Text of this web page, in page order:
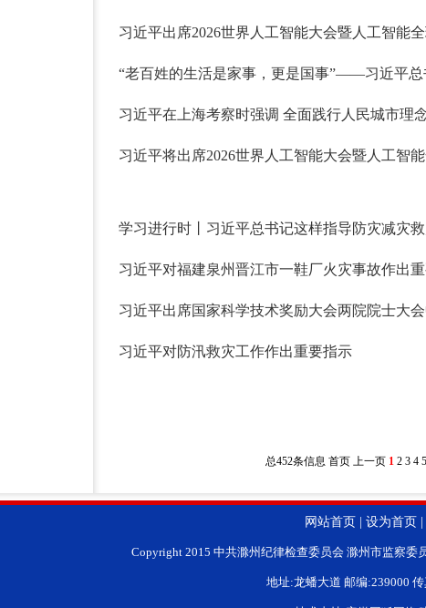
习近平出席2026世界人工智能大会暨人工智能
“老百姓的生活是家事，更是国事”——习近平总
习近平在上海考察时强调 全面践行人民城市理
习近平将出席2026世界人工智能大会暨人工智
学习进行时丨习近平总书记这样指导防灾减灾
习近平对福建泉州晋江市一鞋厂火灾事故作出
习近平出席国家科学技术奖励大会两院院士大
习近平对防汛救灾工作作出重要指示
总452条信息 首页 上一页 1 2 3 4 5
网站首页 设为首页
Copyright 2015 中共滁州纪律检查委员会 滁州市监察委
地址:龙蟠大道 邮编:239000